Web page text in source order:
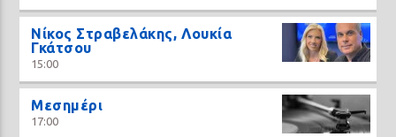
Νίκος Στραβελάκης, Λουκία
Γκάτσου
15:00
Μεσημέρι
17:00